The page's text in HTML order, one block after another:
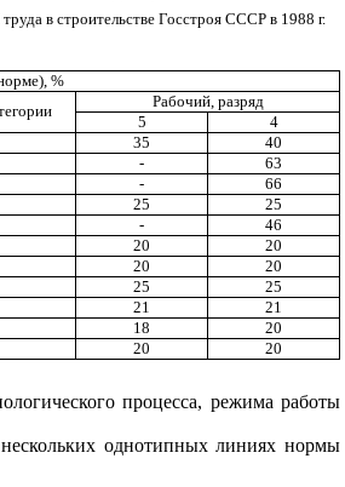
в строительстве Госстроя СССР в 1988 г.
%
Рабочий, разряд
5
4
35
40
-
63
-
66
25
25
-
46
20
20
20
20
25
25
21
21
18
20
20 20
процесса, режима работы
однотипных линиях нормы